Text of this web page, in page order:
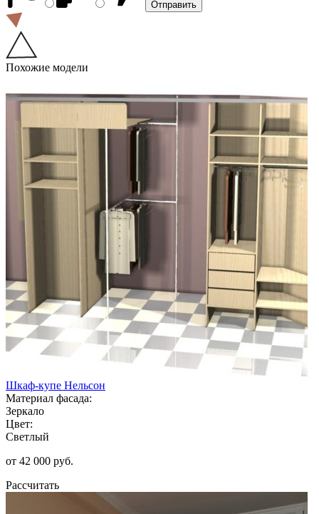
Похожие модели
Шкаф-купе Нельсон
Материал фасада:
Зеркало
Цвет:
Светлый
от 42 000 руб.
Рассчитать